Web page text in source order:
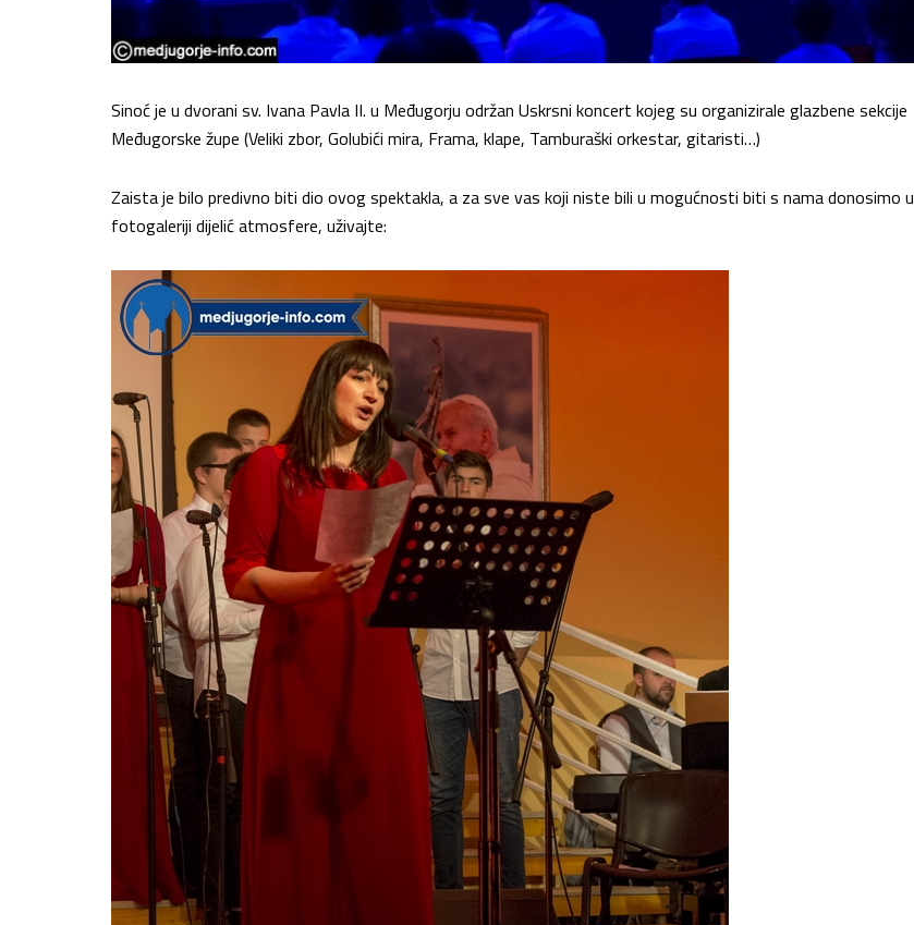
Sinoć je u dvorani sv. Ivana Pavla II. u Međugorju održan Uskrsni koncert kojeg su organizirale glazbene sekcije
Međugorske župe (Veliki zbor, Golubići mira, Frama, klape, Tamburaški orkestar, gitaristi…)
Zaista je bilo predivno biti dio ovog spektakla, a za sve vas koji niste bili u mogućnosti biti s nama donosimo u
fotogaleriji dijelić atmosfere, uživajte: